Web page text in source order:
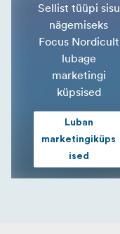
Sellist tüüpi sisu
nägemiseks
Focus Nordicult
lubage
marketingi
küpsised
Luban
marketingiküps
ised